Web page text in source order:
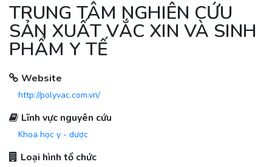
TRUNG TÂM NGHIÊN CỨU
SẢN XUẤT VẮC XIN VÀ SINH
PHẨM Y TẾ
Website
http://polyvac.com.vn/
Lĩnh vực nguyên cứu
Khoa học y - dược
Loại hình tổ chức